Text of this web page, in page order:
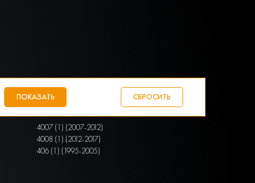
4007 (1) (2007-2012)
4008 (1) (2012-2017)
406 (1) (1995-2005)